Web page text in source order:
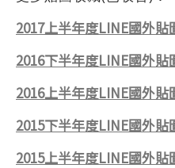
2017上半年度LINE國外貼
2016下半年度LINE國外貼
2016上半年度LINE國外貼
2015下半年度LINE國外貼
2015上半年度LINE國外貼